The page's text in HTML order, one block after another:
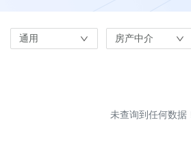
通用 房产中介
未查询到任何数据